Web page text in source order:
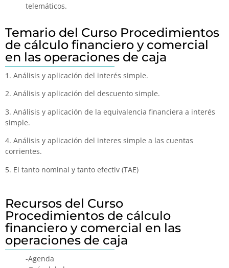
telemáticos.
Temario del Curso Procedimientos
de cálculo financiero y comercial
en las operaciones de caja
1. Análisis y aplicación del interés simple.
2. Análisis y aplicación del descuento simple.
3. Análisis y aplicación de la equivalencia financiera a interés
simple.
4. Análisis y aplicación del interes simple a las cuentas
corrientes.
5. El tanto nominal y tanto efectiv (TAE)
Recursos del Curso
Procedimientos de cálculo
financiero y comercial en las
operaciones de caja
-Agenda